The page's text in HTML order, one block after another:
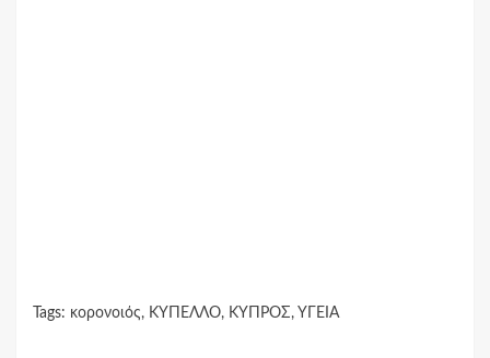
Tags: κορονοιός, ΚΥΠΕΛΛΟ, ΚΥΠΡΟΣ, ΥΓΕΙΑ